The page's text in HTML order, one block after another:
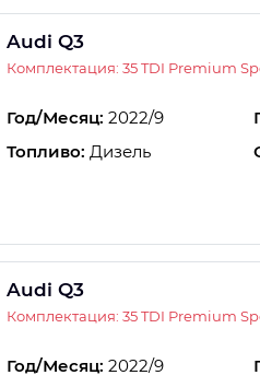
Audi Q3
Комплектация: 35 TDI Premium
Год/Месяц: 2022/9
Топливо: Дизель
Audi Q3
Комплектация: 35 TDI Premium
Год/Месяц: 2022/9